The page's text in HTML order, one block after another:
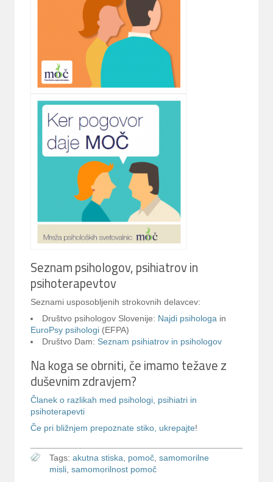
Seznam psihologov, psihiatrov in
psihoterapevtov
Seznami usposobljenih strokovnih delavcev:
Društvo psihologov Slovenije: Najdi psihologa in
EuroPsy psihologi (EFPA)
Društvo Dam: Seznam psihiatrov in psihologov
Na koga se obrniti, če imamo težave z
duševnim zdravjem?
Članek o razlikah med psihologi, psihiatri in
psihoterapevti
Če pri bližnjem prepoznate stiko, ukrepajte!
Tags:akutna stiska pomoč ,samomorilne
misli ,samomorilnost pomoč